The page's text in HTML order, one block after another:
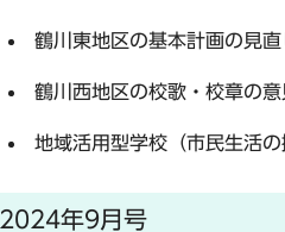
鶴川東地区の基本計画の見直
鶴川西地区の校歌・校章の
地域活用型学校（市民生活の
2024年9月号